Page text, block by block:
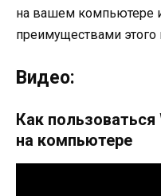
на вашем компьютере
преимуществами
Видео:
Как пользоваться
на компьютере